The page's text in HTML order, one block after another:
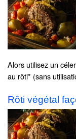
Alors utilisez un
au rôti* (sans
Rôti végétal